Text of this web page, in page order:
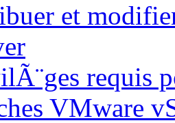
et
requis
VMware